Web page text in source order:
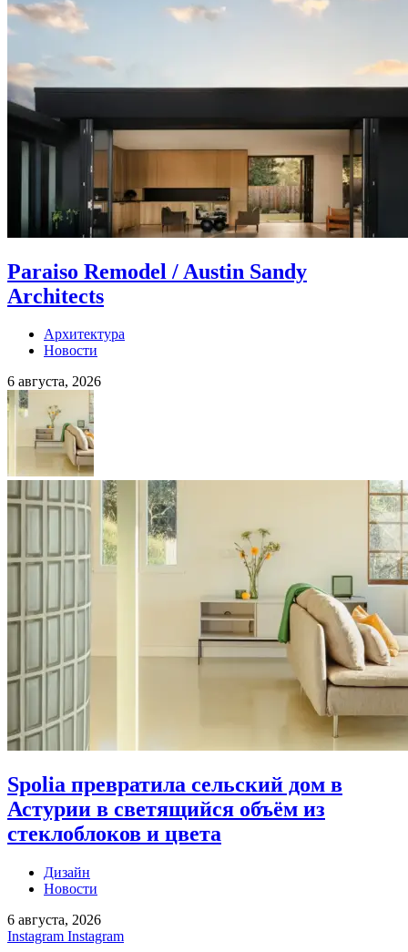
Paraiso Remodel / Austin Sandy
Architects
Архитектура
Новости
6 августа, 2026
Spolia превратила сельский дом в
Астурии в светящийся объём из
стеклоблоков и цвета
Дизайн
Новости
6 августа, 2026
Instagram Instagram